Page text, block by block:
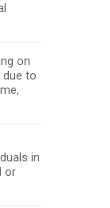
on
to
in
or